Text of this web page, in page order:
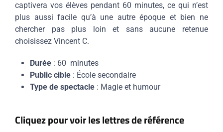
captivera vos élèves pendant 60 minutes, ce qui n’est
plus aussi facile qu’à une autre époque et bien ne
chercher pas plus loin et sans aucune retenue
choisissez Vincent C.
Durée : 60 minutes
Public cible : École secondaire
Type de spectacle : Magie et humour
Cliquez pour voir les lettres de référence